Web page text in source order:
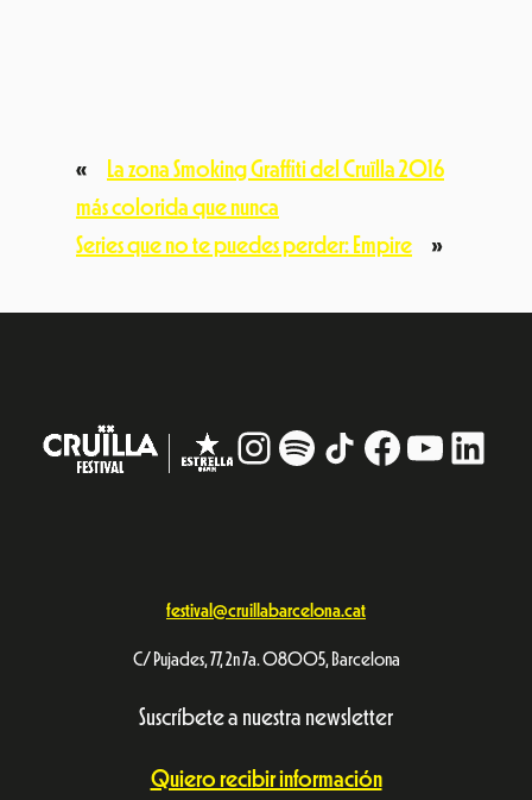
«
La zona Smoking Graffiti del Cruïlla 2016
más colorida que nunca
Series que no te puedes perder: Empire
»
Instagram
# TikTokFacebook
festival@cruillabarcelona.cat
C/ Pujades, 77, 2n 7a. 08005, Barcelona
Suscríbete a nuestra newsletter
Quiero recibir información